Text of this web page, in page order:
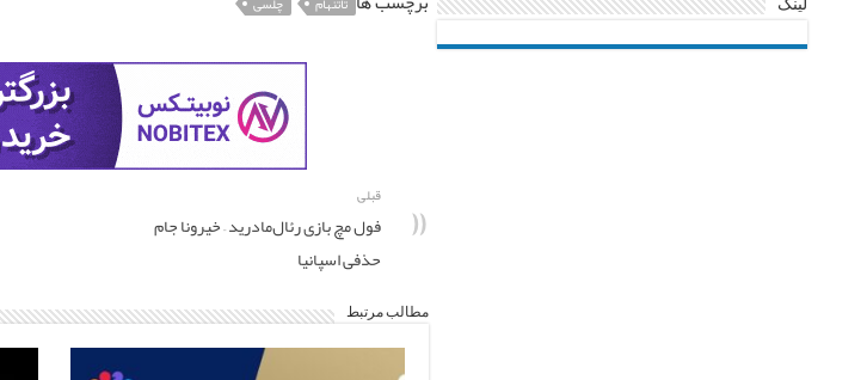
قبلی
فول مچ بازی رئال‌مادرید – خیرونا جام
حذفی اسپانیا
مطالب مرتبط
لینک